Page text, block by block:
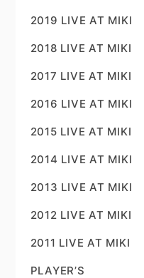
2019 LIVE AT MIKI
2018 LIVE AT MIKI
2017 LIVE AT MIKI
2016 LIVE AT MIKI
2015 LIVE AT MIKI
2014 LIVE AT MIKI
2013 LIVE AT MIKI
2012 LIVE AT MIKI
2011 LIVE AT MIKI
PLAYER’S